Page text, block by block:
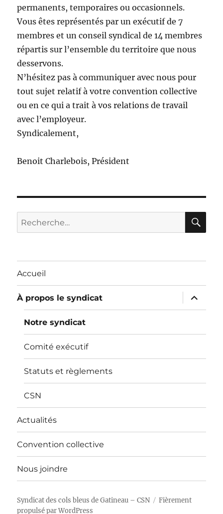
permanents, temporaires ou occasionnels.
Vous êtes représentés par un exécutif de 7
membres et un conseil syndical de 14 membres
répartis sur l’ensemble du territoire que nous
desservons.
N’hésitez pas à communiquer avec nous pour
tout sujet relatif à votre convention collective
ou en ce qui a trait à vos relations de travail
avec l’employeur.
Syndicalement,
Benoit Charlebois, Président
Recherche
pour :
Accueil
À propos le syndicat
ouvrir
le
sous-
Notre syndicat
Comité exécutif
Statuts et règlements
CSN
Actualités
Convention collective
Nous joindre
Syndicat des cols bleus de Gatineau – CSN
Fièrement
propulsé par WordPress